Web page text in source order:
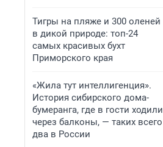
Тигры на пляже и 300 оленей
в дикой природе: топ-24
самых красивых бухт
Приморского края
«Жила тут интеллигенция».
История сибирского дома-
бумеранга, где в гости ходили
через балконы, — таких всего
два в России